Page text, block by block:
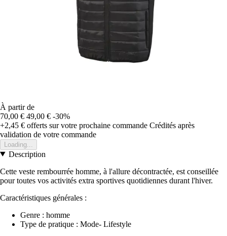
À partir de
70,00 € 49,00 € -30%
+2,45 € offerts sur votre prochaine commande Crédités après
validation de votre commande
Loading...
Description
Cette veste rembourrée homme, à l'allure décontractée, est conseillée
pour toutes vos activités extra sportives quotidiennes durant l'hiver.
Caractéristiques générales :
Genre : homme
Type de pratique : Mode- Lifestyle